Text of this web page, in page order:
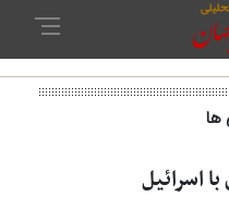
ها
اسرائیل